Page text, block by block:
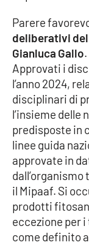
Food
Storie
LAC
NETWORK
Lacplay.it
Lactv.it
Laconair.it
Lacitymag.it
Parere
deliberativi
Gianluca Gallo.
Approvati i
l’anno 2024,
disciplinari di
l’insieme delle
predisposte in
linee guida
approvate in
il Mipaaf. Si
prodotti
eccezione per
come definito